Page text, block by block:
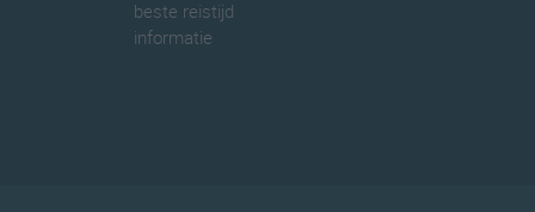
beste reistijd
informatie